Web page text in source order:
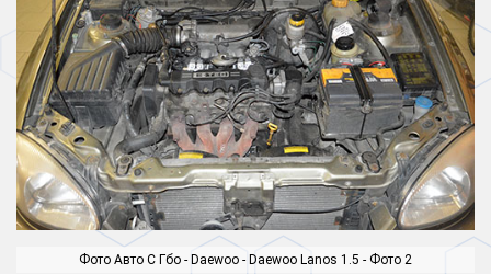
Фото Авто С Гбо - Daewoo - Daewoo Lanos 1.5 - Фото 2